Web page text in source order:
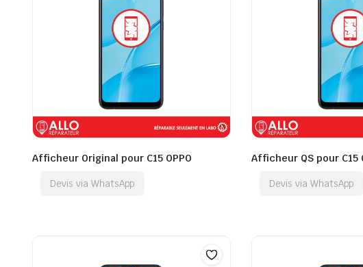
Afficheur Original pour C15 OPPO
Devis via WhatsApp
Afficheur QS pour C15
Devis via WhatsApp